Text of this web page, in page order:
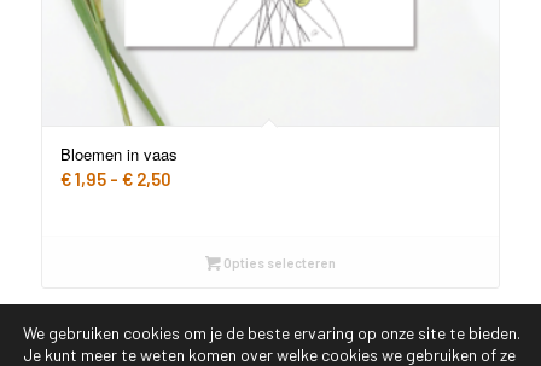
Bloemen in vaas
€1,95 - €2,50Prijsklasse:
€ 2,50Opties selecteren
We gebruiken cookies om je de beste ervaring op onze site te bieden.
Je kunt meer te weten komen over welke cookies we gebruiken of ze